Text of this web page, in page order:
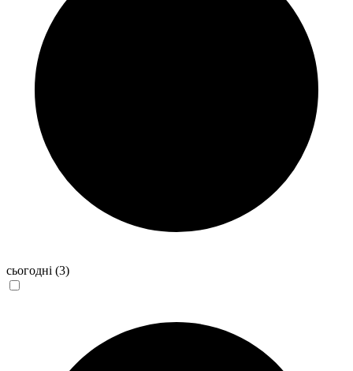
сьогодні (3)